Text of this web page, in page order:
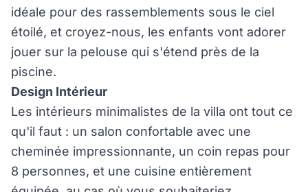
idéale pour des rassemblements sous le ciel
étoilé, et croyez-nous, les enfants vont adorer
jouer sur la pelouse qui s'étend près de la
piscine.
Design Intérieur
Les intérieurs minimalistes de la villa ont tout ce
qu'il faut : un salon confortable avec une
cheminée impressionnante, un coin repas pour
8 personnes, et une cuisine entièrement